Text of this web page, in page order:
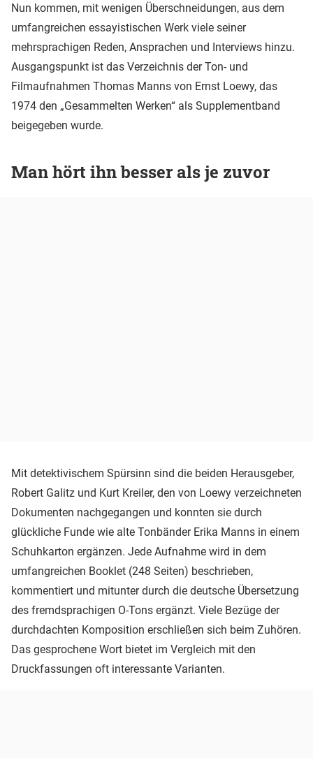
Nun kommen, mit wenigen Überschneidungen, aus dem
umfangreichen essayistischen Werk viele seiner
mehrsprachigen Reden, Ansprachen und Interviews hinzu.
Ausgangspunkt ist das Verzeichnis der Ton- und
Filmaufnahmen Thomas Manns von Ernst Loewy, das
1974 den „Gesammelten Werken“ als Supplementband
beigegeben wurde.
Man hört ihn besser als je zuvor
Mit detektivischem Spürsinn sind die beiden Herausgeber,
Robert Galitz und Kurt Kreiler, den von Loewy verzeichneten
Dokumenten nachgegangen und konnten sie durch
glückliche Funde wie alte Tonbänder Erika Manns in einem
Schuhkarton ergänzen. Jede Aufnahme wird in dem
umfangreichen Booklet (248 Seiten) beschrieben,
kommentiert und mitunter durch die deutsche Übersetzung
des fremdsprachigen O-Tons ergänzt. Viele Bezüge der
durchdachten Komposition erschließen sich beim Zuhören.
Das gesprochene Wort bietet im Vergleich mit den
Druckfassungen oft interessante Varianten.